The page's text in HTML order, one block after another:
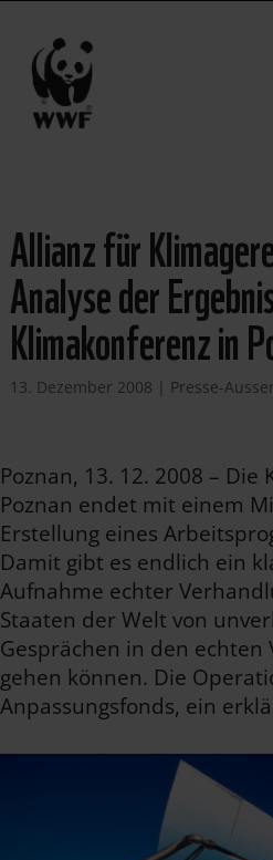
Allianz für
Analyse der
Klimakonferenz in
13. Dezember 2008 | Presse-
Poznan, 13. 12. 2008 –
Poznan endet mit einem
Erstellung eines
Damit gibt es endlich ein
Aufnahme echter
Staaten der Welt von
Gesprächen in den
gehen können. Die
Anpassungsfonds, ein